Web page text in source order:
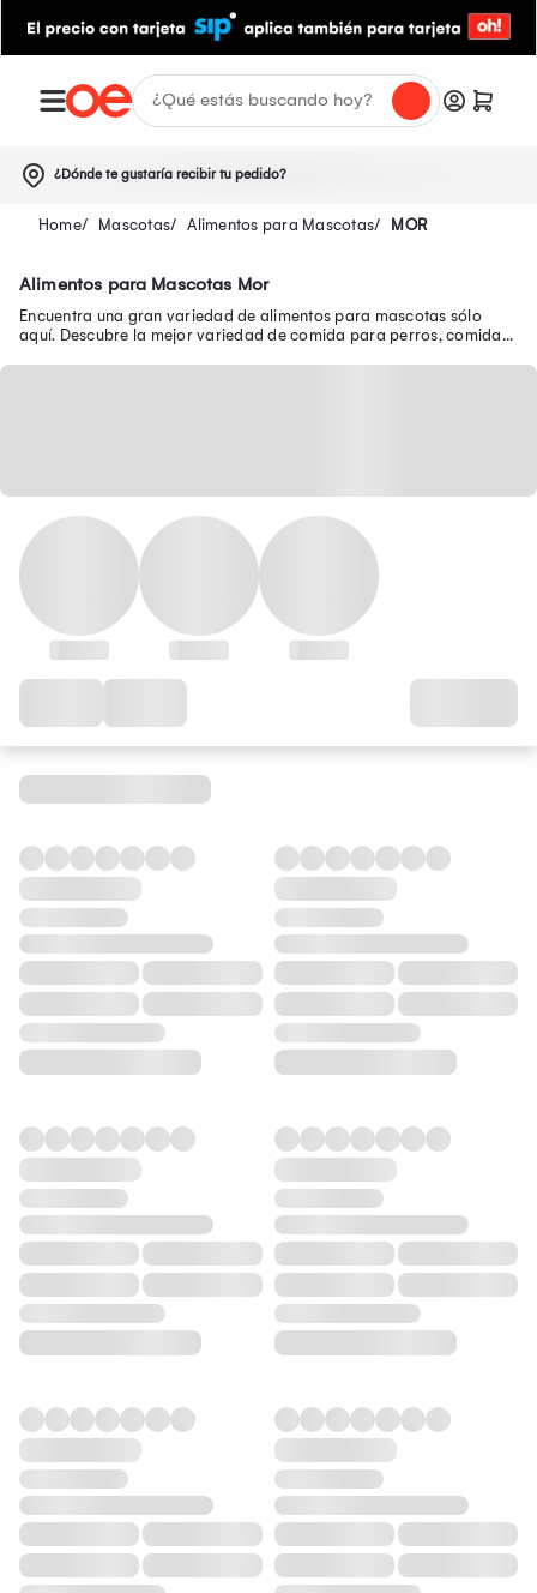
¿Dónde te gustaría recibir tu pedido?
Mascotas Alimentos para Mascotas MOR
Alimentos para Mascotas Mor
Encuentra una gran variedad de alimentos para mascotas sólo
aquí. Descubre la mejor variedad de comida para perros, comida